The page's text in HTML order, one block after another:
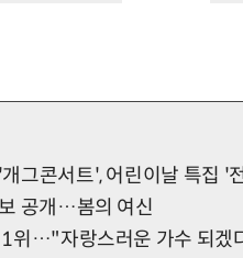
그콘서트', 어린이날 특집 '
공개…봄의 여신
위…"자랑스러운 가수 되겠